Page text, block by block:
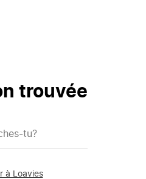
trouvée
à Loavies